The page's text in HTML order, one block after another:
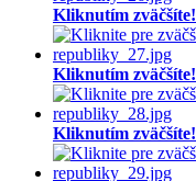
Kliknutím zväčšíte!
Kliknutím zväčšíte!
Kliknutím zväčšíte!